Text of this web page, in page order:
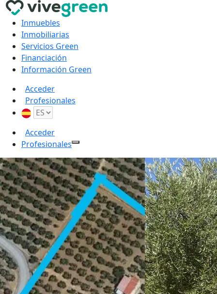
Inmuebles
Inmobiliarias
Servicios Green
Financiación
Información Green
Acceder
Profesionales
Acceder
Profesionales